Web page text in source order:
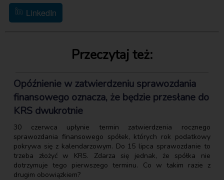
LinkedIn
Przeczytaj też:
Opóźnienie w zatwierdzeniu sprawozdania
finansowego oznacza, że będzie przesłane do
KRS dwukrotnie
30 czerwca upłynie termin zatwierdzenia rocznego
sprawozdania finansowego spółek, których rok podatkowy
pokrywa się z kalendarzowym. Do 15 lipca sprawozdanie to
trzeba złożyć w KRS. Zdarza się jednak, że spółka nie
dotrzymuje tego pierwszego terminu. Co w takim razie z
drugim obowiązkiem?